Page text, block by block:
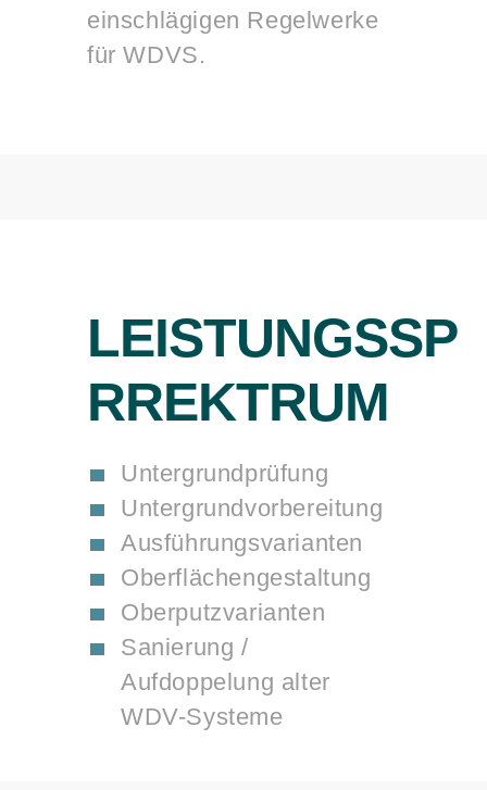
einschlägigen Regelwerke
für WDVS.
LEISTUNGSSP
RREKTRUM
Untergrundprüfung
Untergrundvorbereitung
Ausführungsvarianten
Oberflächengestaltung
Oberputzvarianten
Sanierung /
Aufdoppelung alter
WDV-Systeme